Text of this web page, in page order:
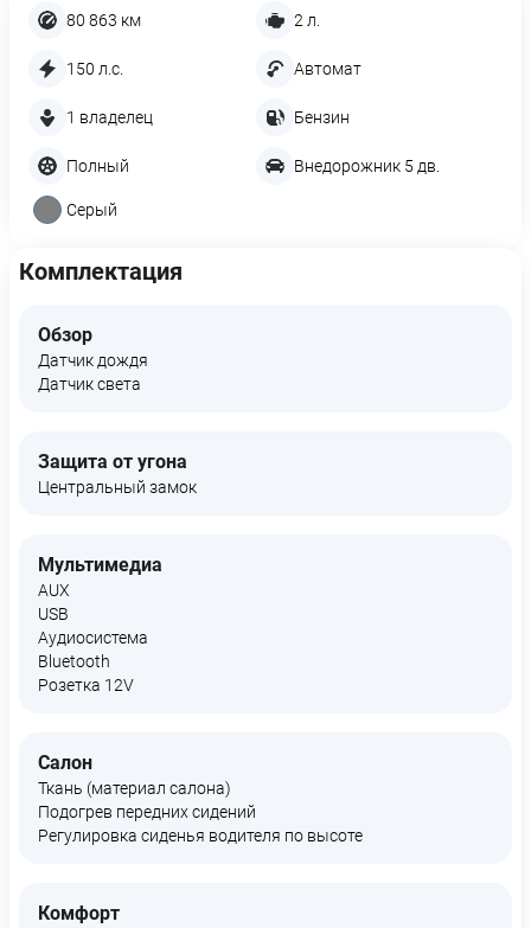
80 863 км 2 л.
150 л.с. Автомат
1 владелец Бензин
Полный Внедорожник 5 дв.
Серый
Комплектация
Обзор
Датчик дождя
Датчик света
Защита от угона
Центральный замок
Мультимедиа
AUX
USB
Аудиосистема
Bluetooth
Розетка 12V
Салон
Ткань (материал салона)
Подогрев передних сидений
Регулировка сиденья водителя по высоте
Комфорт